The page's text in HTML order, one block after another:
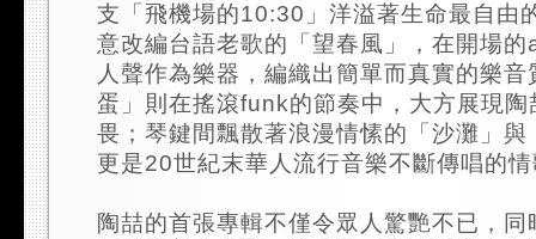
支「飛機場的10:30」洋溢著生命最自由
意改編台語老歌的「望春風」，在開場
人聲作為樂器，編織出簡單而真實的樂
蛋」則在搖滾funk的節奏中，大方展現陶
畏；琴鍵間飄散著浪漫情愫的「沙灘」與
更是20世紀末華人流行音樂不斷傳唱的
陶喆的首張專輯不僅令眾人驚艷不已，